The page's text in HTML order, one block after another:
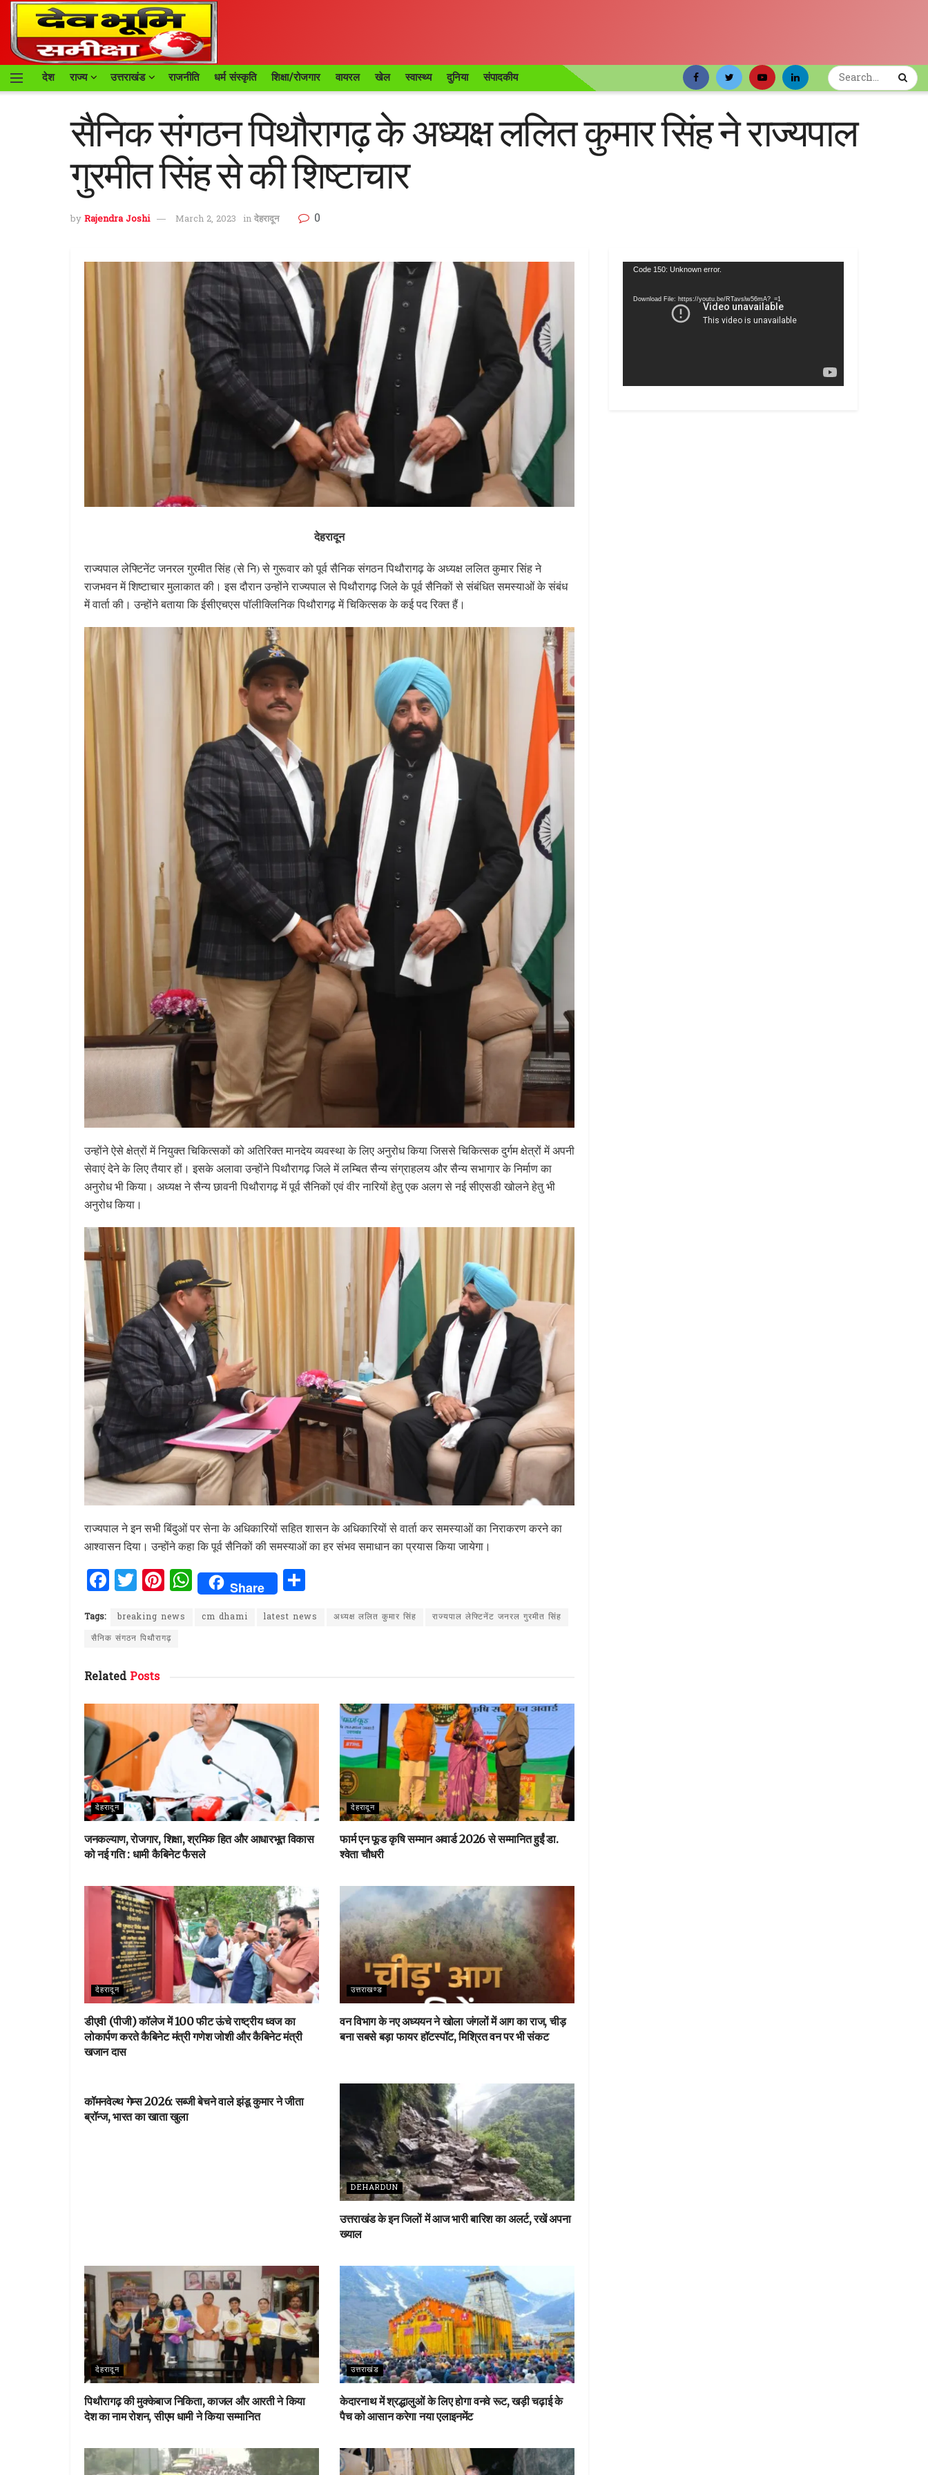
देश राज्य उत्तराखंड राजनीति धर्म संस्कृति शिक्षा/रोजगार वायरल खेल स्वास्थ्य दुनिया संपादकीय
सैनिक संगठन पिथौरागढ़ के अध्यक्ष ललित कुमार सिंह ने राज्यपाल
गुरमीत सिंह से की शिष्टाचार
by Rajendra Joshi March 2, 2023 in देहरादून 0
देहरादून
राज्यपाल लेफ्टिनेंट जनरल गुरमीत सिंह (से नि) से गुरूवार को पूर्व सैनिक संगठन पिथौरागढ़ के अध्यक्ष ललित कुमार सिंह ने
राजभवन में शिष्टाचार मुलाकात की। इस दौरान उन्होंने राज्यपाल से पिथौरागढ़ जिले के पूर्व सैनिकों से संबंधित समस्याओं के संबंध
में वार्ता की। उन्होंने बताया कि ईसीएचएस पॉलीक्लिनिक पिथौरागढ़ में चिकित्सक के कई पद रिक्त हैं।
उन्होंने ऐसे क्षेत्रों में नियुक्त चिकित्सकों को अतिरिक्त मानदेय व्यवस्था के लिए अनुरोध किया जिससे चिकित्सक दुर्गम क्षेत्रों में अपनी
सेवाएं देने के लिए तैयार हों। इसके अलावा उन्होंने पिथौरागढ़ जिले में लम्बित सैन्य संग्राहलय और सैन्य सभागार के निर्माण का
अनुरोध भी किया। अध्यक्ष ने सैन्य छावनी पिथौरागढ़ में पूर्व सैनिकों एवं वीर नारियों हेतु एक अलग से नई सीएसडी खोलने हेतु भी
अनुरोध किया।
राज्यपाल ने इन सभी बिंदुओं पर सेना के अधिकारियों सहित शासन के अधिकारियों से वार्ता कर समस्याओं का निराकरण करने का
आश्वासन दिया। उन्होंने कहा कि पूर्व सैनिकों की समस्याओं का हर संभव समाधान का प्रयास किया जायेगा।
F
a
ce
b
o
o
k
T
w
it
te
r
Pi
n
te
re
W
h
at
p
Share
ar
Tags: breaking news cm dhami latest news अध्यक्ष ललित कुमार सिंह
राज्यपाल लेफ्टिनेंट जनरल गुरमीत सिंह
सैनिक संगठन पिथौरागढ़
RelatedPosts
देहरादून
जनकल्याण, रोजगार, शिक्षा, श्रमिक हित और आधारभूत विकास
को नई गति : धामी कैबिनेट फैसले
देहरादून
फार्म एन फूड कृषि सम्मान अवार्ड 2026 से सम्मानित हुईं डा.
श्वेता चौधरी
देहरादून
डीएवी (पीजी) कॉलेज में 100 फीट ऊंचे राष्ट्रीय ध्वज का
लोकार्पण करते कैबिनेट मंत्री गणेश जोशी और कैबिनेट मंत्री
खजान दास
उत्तराखण्ड
वन विभाग के नए अध्ययन ने खोला जंगलों में आग का राज, चीड़
बना सबसे बड़ा फायर हॉटस्पॉट, मिश्रित वन पर भी संकट
कॉमनवेल्थ गेम्स 2026: सब्जी बेचने वाले झंडू कुमार ने जीता
ब्रॉन्ज, भारत का खाता खुला
DEHARDUN
उत्तराखंड के इन जिलों में आज भारी बारिश का अलर्ट, रखें अपना
ख्याल
देहरादून
पिथौरागढ़ की मुक्केबाज निकिता, काजल और आरती ने किया
देश का नाम रोशन, सीएम धामी ने किया सम्मानित
उत्तराखंड
केदारनाथ में श्रद्धालुओं के लिए होगा वनवे रूट, खड़ी चढ़ाई के
पैच को आसान करेगा नया एलाइनमेंट
Video
Code 150: Unknown error.
Download File: https://youtu.be/RTavslw56mA?_=1